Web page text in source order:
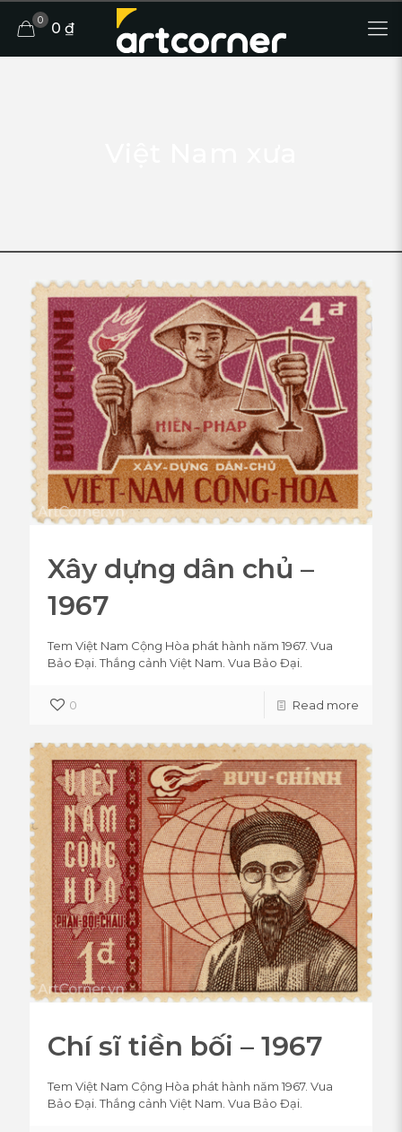
0 0 ₫
Xây dựng dân chủ –
1967
Tem Việt Nam Cộng Hòa phát hành năm 1967. Vua
Bảo Đại. Thắng cảnh Việt Nam. Vua Bảo Đại.
0 Read more
Chí sĩ tiền bối – 1967
Tem Việt Nam Cộng Hòa phát hành năm 1967. Vua
Bảo Đại. Thắng cảnh Việt Nam. Vua Bảo Đại.